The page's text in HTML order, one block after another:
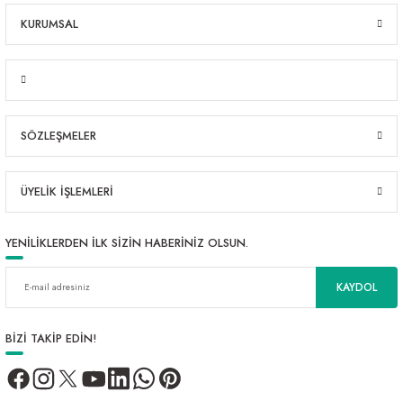
KURUMSAL
SÖZLEŞMELER
ÜYELİK İŞLEMLERİ
YENİLİKLERDEN İLK SİZİN HABERİNİZ OLSUN.
KAYDOL
BİZİ TAKİP EDİN!